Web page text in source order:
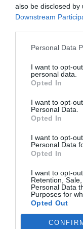
also be disclosed
Downstream
Personal Data
I want to opt-
personal data.
Opted In
I want to opt-
Personal Data.
Opted In
I want to opt-
Personal Data
Opted In
I want to opt-
Retention,
Personal Data
Purposes for
Opted Out
encuentra
ello, exigen un
la profesión y